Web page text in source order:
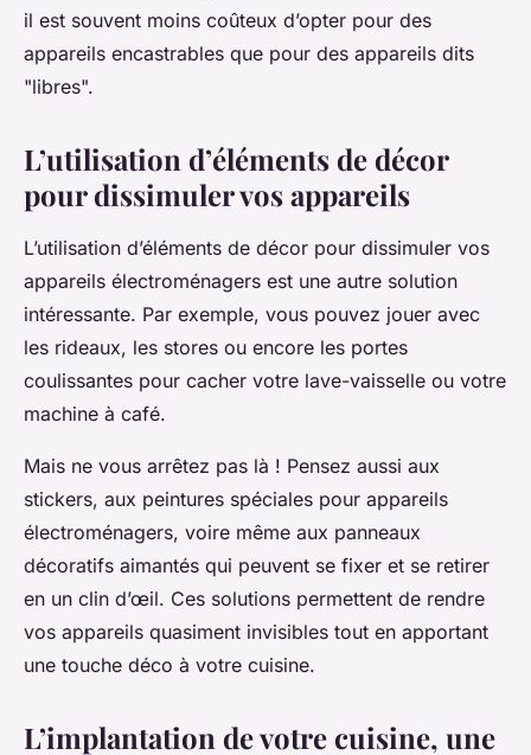
il est souvent moins coûteux d’opter pour des
appareils encastrables que pour des appareils dits
"libres".
L’utilisation d’éléments de décor
pour dissimuler vos appareils
L’utilisation d’éléments de décor pour dissimuler vos
appareils électroménagers est une autre solution
intéressante. Par exemple, vous pouvez jouer avec
les rideaux, les stores ou encore les portes
coulissantes pour cacher votre lave-vaisselle ou votre
machine à café.
Mais ne vous arrêtez pas là ! Pensez aussi aux
stickers, aux peintures spéciales pour appareils
électroménagers, voire même aux panneaux
décoratifs aimantés qui peuvent se fixer et se retirer
en un clin d’œil. Ces solutions permettent de rendre
vos appareils quasiment invisibles tout en apportant
une touche déco à votre cuisine.
L’implantation de votre cuisine, une